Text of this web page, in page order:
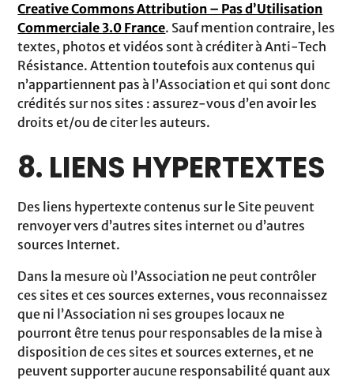
Creative Commons Attribution – Pas d’Utilisation
Commerciale 3.0 France. Sauf mention contraire, les
textes, photos et vidéos sont à créditer à Anti-Tech
Résistance. Attention toutefois aux contenus qui
n’appartiennent pas à l’Association et qui sont donc
crédités sur nos sites : assurez-vous d’en avoir les
droits et/ou de citer les auteurs.
8. LIENS HYPERTEXTES
Des liens hypertexte contenus sur le Site peuvent
renvoyer vers d’autres sites internet ou d’autres
sources Internet.
Dans la mesure où l’Association ne peut contrôler
ces sites et ces sources externes, vous reconnaissez
que ni l’Association ni ses groupes locaux ne
pourront être tenus pour responsables de la mise à
disposition de ces sites et sources externes, et ne
peuvent supporter aucune responsabilité quant aux